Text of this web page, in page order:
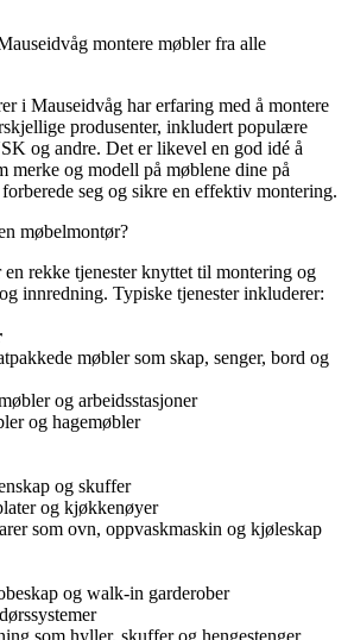
montere møbler fra alle
i Mauseidvåg har erfaring med å montere
produsenter, inkludert populære
og andre. Det er likevel en god idé å
merke og modell på møblene dine på
seg og sikre en effektiv montering.
møbelmontør?
rekke tjenester knyttet til montering og
innredning. Typiske tjenester inkluderer:
møbler som skap, senger, bord og
og arbeidsstasjoner
og hagemøbler
og skuffer
og kjøkkenøyer
som ovn, oppvaskmaskin og kjøleskap
og walk-in garderober
som hyller, skuffer og hengestenger